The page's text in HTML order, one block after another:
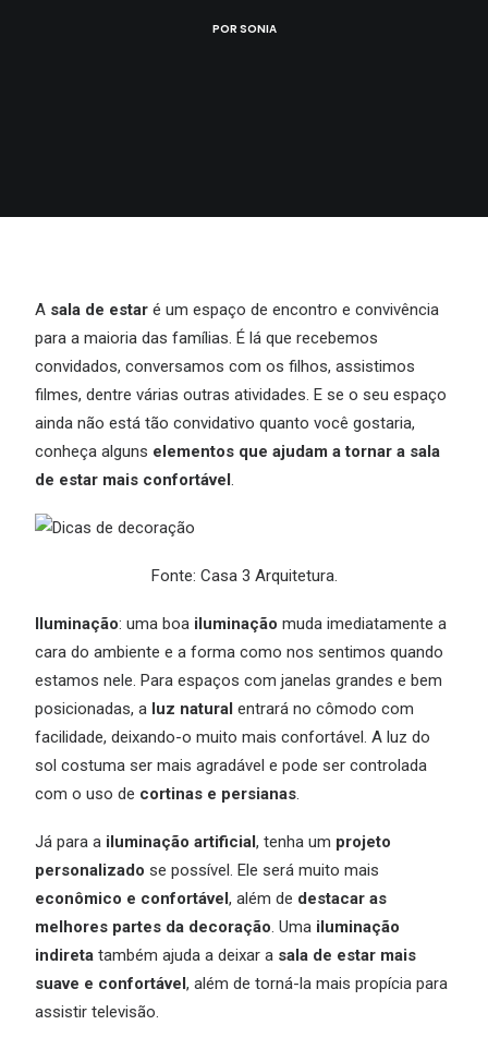
POR SONIA
A sala de estar é um espaço de encontro e convivência
para a maioria das famílias. É lá que recebemos
convidados, conversamos com os filhos, assistimos
filmes, dentre várias outras atividades. E se o seu espaço
ainda não está tão convidativo quanto você gostaria,
conheça alguns elementos que ajudam a tornar a sala
de estar mais confortável.
Fonte: Casa 3 Arquitetura.
Iluminação: uma boa iluminação muda imediatamente a
cara do ambiente e a forma como nos sentimos quando
estamos nele. Para espaços com janelas grandes e bem
posicionadas, a luz natural entrará no cômodo com
facilidade, deixando-o muito mais confortável. A luz do
sol costuma ser mais agradável e pode ser controlada
com o uso de cortinas e persianas.
Já para a iluminação artificial, tenha um projeto
personalizado se possível. Ele será muito mais
econômico e confortável, além de destacar as
melhores partes da decoração. Uma iluminação
indireta também ajuda a deixar a sala de estar mais
suave e confortável, além de torná-la mais propícia para
assistir televisão.